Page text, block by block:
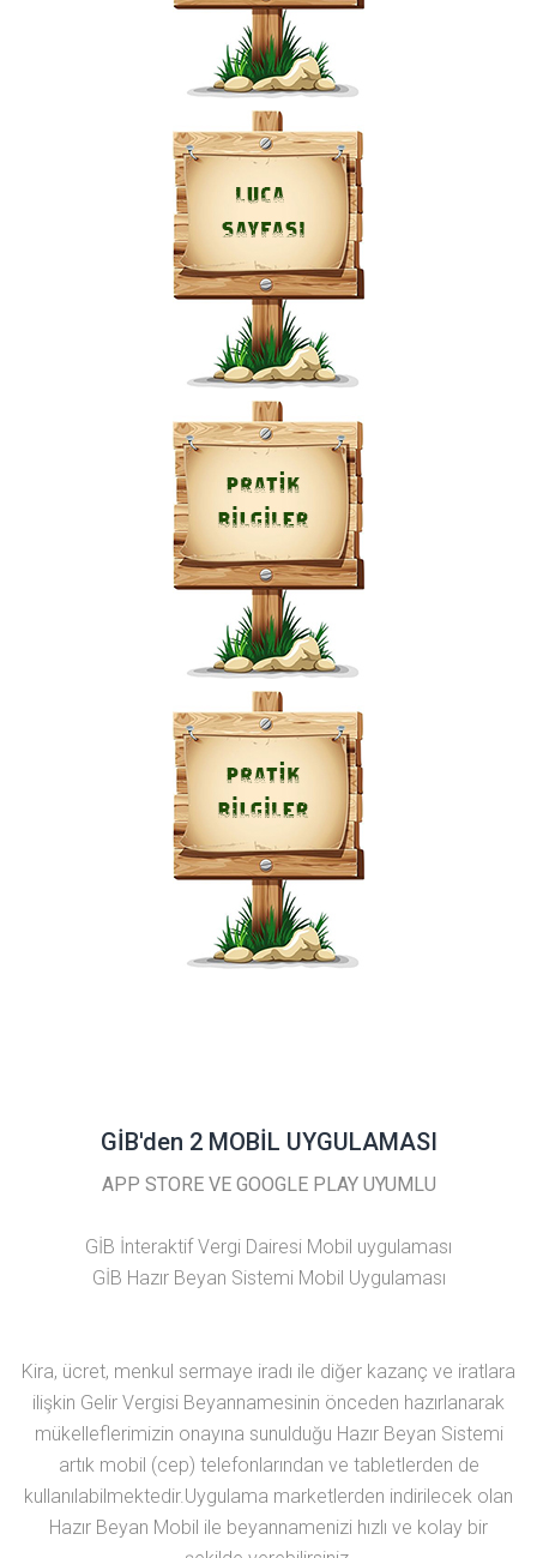
GİB'den 2 MOBİL UYGULAMASI
APP STORE VE GOOGLE PLAY UYUMLU
GİB İnteraktif Vergi Dairesi Mobil uygulaması
GİB Hazır Beyan Sistemi Mobil Uygulaması
Kira, ücret, menkul sermaye iradı ile diğer kazanç ve iratlara
ilişkin Gelir Vergisi Beyannamesinin önceden hazırlanarak
mükelleflerimizin onayına sunulduğu Hazır Beyan Sistemi
artık mobil (cep) telefonlarından ve tabletlerden de
kullanılabilmektedir.Uygulama marketlerden indirilecek olan
Hazır Beyan Mobil ile beyannamenizi hızlı ve kolay bir